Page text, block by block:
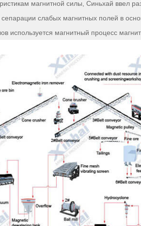
магнитной силы, Синьхай ввел
слабых магнитных полей в
используется магнитный процесс